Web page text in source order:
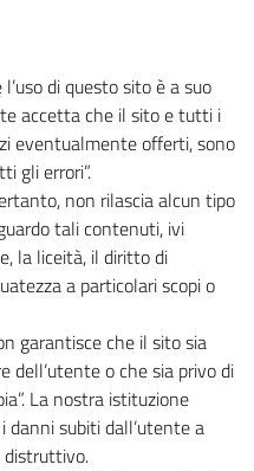
di questo sito è a suo
accetta che il sito e tutti i
eventualmente offerti, sono
gli errori”.
non rilascia alcun tipo
tali contenuti, ivi
la liceità, il diritto di
a particolari scopi o
garantisce che il sito sia
dell’utente o che sia privo di
La nostra istituzione
danni subiti dall’utente a
distruttivo.